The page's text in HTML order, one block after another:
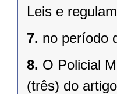
Leis e
7. no período
8. O Policial
(três) do